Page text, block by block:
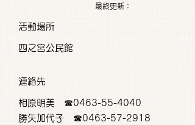
最終更新：
活動場所
四之宮公民館
連絡先
相原明美 ☎0463-55-4040
勝矢加代子 ☎0463-57-2918